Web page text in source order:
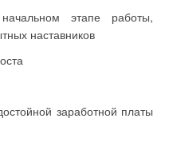
этапе работы,
наставников
заработной платы